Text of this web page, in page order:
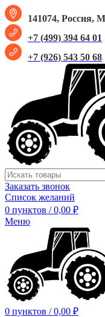
141074, Россия,
+7 (499) 394 64 01
+7 (926) 543 50 68
Заказать звонок
Список желаний
0 пунктов / 0,00 ₽
Меню
0 пунктов / 0,00 ₽